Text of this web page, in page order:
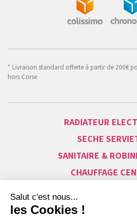
* Livraison standard offerte à partir de 200€
hors Corse
RADIATEUR
SECHE
SANITAIRE &
CHAUFFAGE
ALARME &
MAISON